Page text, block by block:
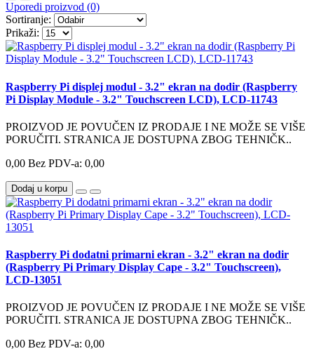
Uporedi proizvod (0)
Sortiranje:
Prikaži:
Raspberry Pi displej modul - 3.2" ekran na dodir (Raspberry
Pi Display Module - 3.2" Touchscreen LCD), LCD-11743
PROIZVOD JE POVUČEN IZ PRODAJE I NE MOŽE SE VIŠE
PORUČITI. STRANICA JE DOSTUPNA ZBOG TEHNIČK..
0,00 Bez PDV-a: 0,00
Dodaj u korpu
Raspberry Pi dodatni primarni ekran - 3.2" ekran na dodir
(Raspberry Pi Primary Display Cape - 3.2" Touchscreen),
LCD-13051
PROIZVOD JE POVUČEN IZ PRODAJE I NE MOŽE SE VIŠE
PORUČITI. STRANICA JE DOSTUPNA ZBOG TEHNIČK..
0,00 Bez PDV-a: 0,00